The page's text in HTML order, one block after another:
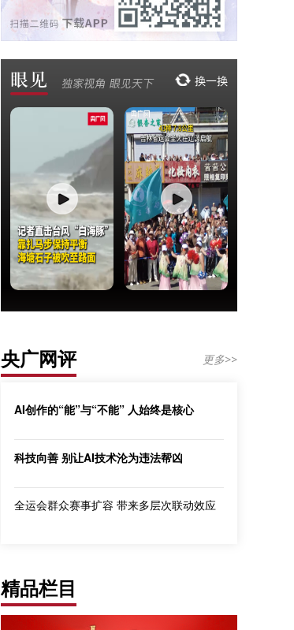
央广网评 更多>>
AI创作的“能”与“不能” 人始终是核心
科技向善 别让AI技术沦为违法帮凶
全运会群众赛事扩容 带来多层次联动效应
精品栏目